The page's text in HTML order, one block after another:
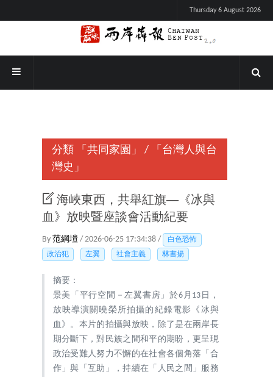
Thursday 6 August 2026
分類 「共同家園」 /
「台灣人與台
灣史」
海峽東西，共舉紅旗──《冰與
血》放映暨座談會活動紀要
By 范綱塏 / 2026-06-25 17:34:38 /
白色恐怖
政治犯
左翼 社會主義 林書揚
摘要：
景美「平行空間－左翼書房」於6月13日，
放映導演關曉榮所拍攝的紀錄電影《冰與
血》。本片的拍攝與放映，除了是在兩岸長
期分斷下，對民族之間和平的期盼，更呈現
政治受難人努力不懈的在社會各個角落「合
作」與「互助」，持續在「人民之間」服務